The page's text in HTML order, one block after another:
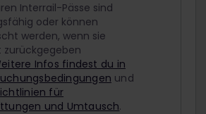
Interrail-Pässe sind
oder können
werden, wenn sie
Infos findest du in
und
für
und Umtausch.